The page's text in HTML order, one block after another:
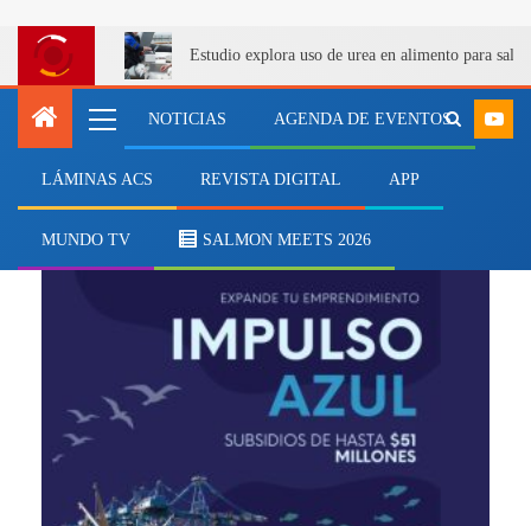
Estudio explora uso de urea en alimento para
NOTICIAS AGENDA DE EVENTOS
LÁMINAS ACS REVISTA DIGITAL APP
MUNDO TV SALMON MEETS 2026
Chrysalis PUCV